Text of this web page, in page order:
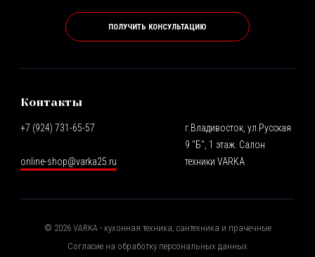
ПОЛУЧИТЬ КОНСУЛЬТАЦИЮ
Контакты
+7 (924) 731-65-57
online-shop@varka25.ru
г.Владивосток, ул.Русская
9 "Б", 1 этаж. Салон
техники VARKA
© 2026VARKA - кухонная техника, сантехника и прачечные
Согласие на обработку персональных данных